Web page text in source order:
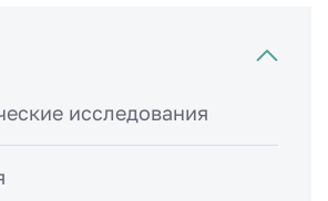
исследования